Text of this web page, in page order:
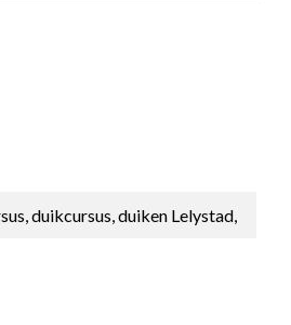
duikcursus, duiken Lelystad,